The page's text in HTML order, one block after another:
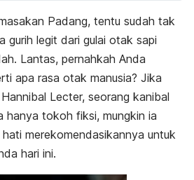
Padang, tentu sudah tak
gurih legit dari gulai otak sapi
Lantas, pernahkah Anda
apa rasa otak manusia? Jika
Lecter, seorang kanibal
hanya tokoh fiksi, mungkin ia
merekomendasikannya untuk
hari ini.